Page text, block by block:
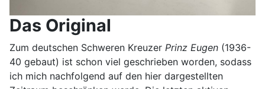
Das Original
Zum deutschen Schweren Kreuzer Prinz Eugen (1936-
40 gebaut) ist schon viel geschrieben worden, sodass
ich mich nachfolgend auf den hier dargestellten